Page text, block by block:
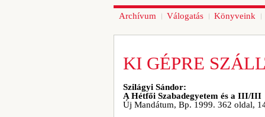
Archívum Válogatás Könyveink
KI GÉPRE
Szilágyi Sándor:
A Hétfői Szabadegyetem és a III/III
Új Mandátum, Bp. 1999. 362 oldal,